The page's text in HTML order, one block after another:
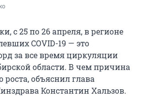
с 25 по 26 апреля, в регионе
COVID-19 — это
за все время циркуляции
области. В чем причина
роста, объяснил глава
Константин Хальзов.